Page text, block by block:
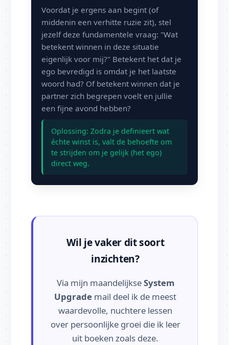
Voordat je ergens aan begint (of
middenin een verhitte ruzie zit), stel
jezelf deze fundamentele vraag: "Wat
betekent winnen in deze situatie
eigenlijk voor mij?" Betekent het dat je
ego bevredigd is omdat je het laatste
woord had? Of betekent winnen dat je
partner zich begrepen voelt en jullie
een fijne avond hebben?
Oplossing: Zodra je definieert wat
échte winst is, valt de behoefte om
te strijden om je gelijk (het ego)
direct weg.
Wil je vaker dit soort
inzichten?
Via mijn maandelijkseSystem
Upgrade mail deel ik de meest
waardevolle, nuchtere lessen
over persoonlijke groei die ik leer
uit boeken zoals deze.